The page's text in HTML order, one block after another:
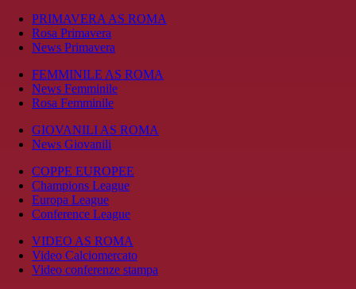
PRIMAVERA AS ROMA
Rosa Primavera
News Primavera
FEMMINILE AS ROMA
News Femminile
Rosa Femminile
GIOVANILI AS ROMA
News Giovanili
COPPE EUROPEE
Champions League
Europa League
Conference League
VIDEO AS ROMA
Video Calciomercato
Video conferenze stampa